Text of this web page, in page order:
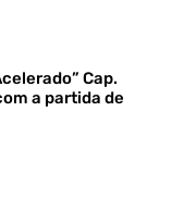
Cap.
a partida de